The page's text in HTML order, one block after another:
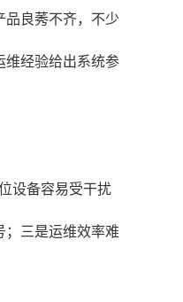
品良莠不齐，不少
维经验给出系统参
设备容易受干扰
；三是运维效率难